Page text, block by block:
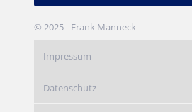
© 2025 - Frank Manneck
Impressum
Datenschutz